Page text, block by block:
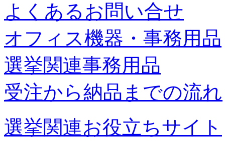
よくあるお問い合せ
オフィス機器・事務用品
選挙関連事務用品
受注から納品までの流れ
選挙関連お役立ちサイト